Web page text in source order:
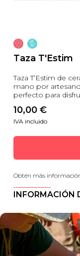
Taza T'Estim
Taza T’Estim de
mano por
perfecto para
10,00 €
IVA incluido
Obtén más
INFORMACIÓN